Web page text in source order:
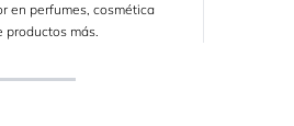
en perfumes, cosmética
productos más.